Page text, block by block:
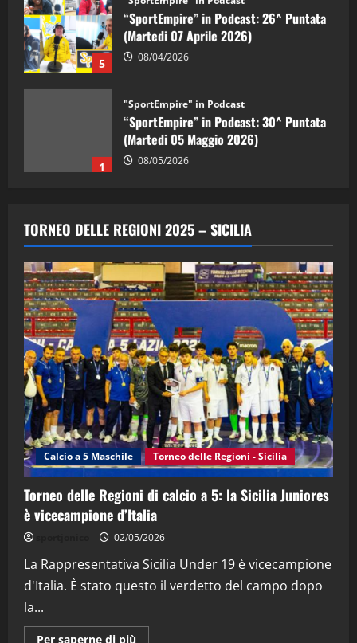
5
“SportEmpire” in Podcast: 26^ Puntata
(Martedi 07 Aprile 2026)
08/04/2026
1
"SportEmpire" in Podcast
“SportEmpire” in Podcast: 30^ Puntata
(Martedi 05 Maggio 2026)
08/05/2026
2
“SportEmpire” in Podcast: 29^ Puntata
(Martedi 28 Aprile 2026)
28/04/2026
3
"SportEmpire" in Podcast
“SportEmpire” in Podcast: 28^ Puntata
(Martedi 21 Aprile 2026)
21/04/2026
4
"SportEmpire" in Podcast Sport News
“SportEmpire” in Podcast: 27^ Puntata
(Martedi 14 Aprile 2026)
15/04/2026
"SportEmpire" in Podcast
“SportEmpire” in Podcast: 26^ Puntata
08/04/2026
TORNEO DELLE REGIONI 2025 – SICILIA
Calcio a 5 Maschile Torneo delle Regioni - Sicilia
Torneo delle Regioni di calcio a 5: la Sicilia Juniores
è vicecampione d’Italia
02/05/2026
La Rappresentativa Sicilia Under 19 è vicecampione
d'Italia. È stato questo il verdetto del campo dopo
la...
Per saperne di più